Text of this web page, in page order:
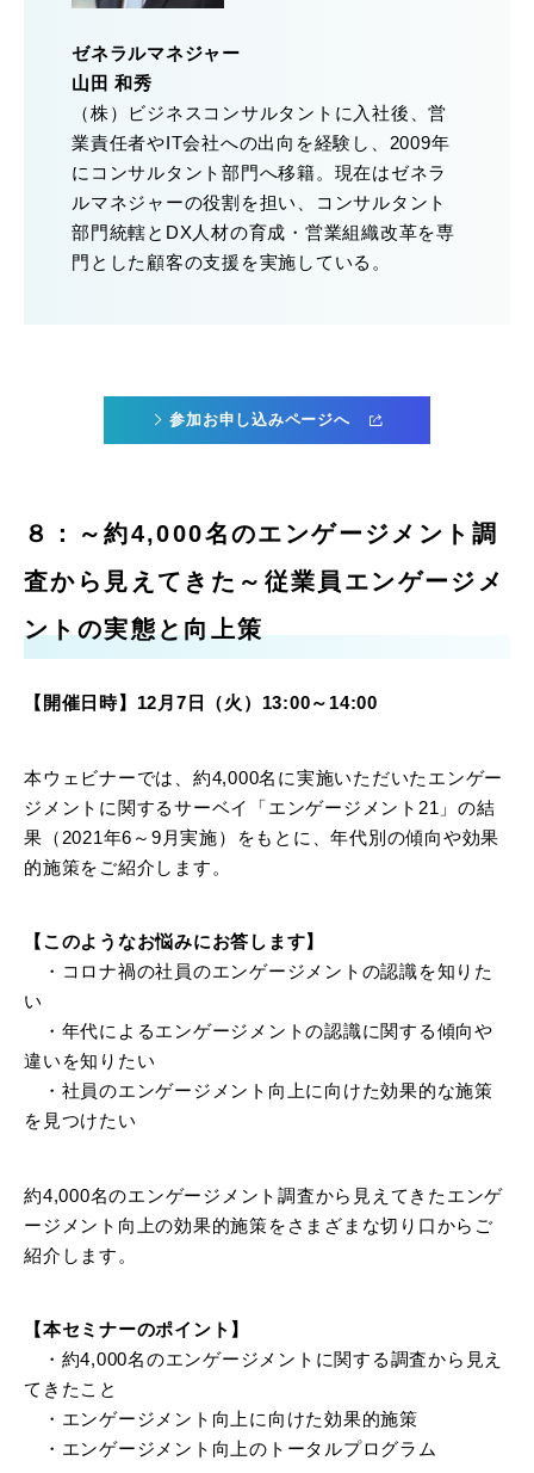
ゼネラルマネジャー
山田 和秀
（株）ビジネスコンサルタントに入社後、営
業責任者やIT会社への出向を経験し、2009年
にコンサルタント部門へ移籍。現在はゼネラ
ルマネジャーの役割を担い、コンサルタント
部門統轄とDX人材の育成・営業組織改革を専
門とした顧客の支援を実施している。
参加お申し込みページへ
８：～約4,000名のエンゲージメント調
査から見えてきた～従業員エンゲージメ
ントの実態と向上策
【開催日時】12月7日（火）13:00～14:00
本ウェビナーでは、約4,000名に実施いただいたエンゲー
ジメントに関するサーベイ「エンゲージメント21」の結
果（2021年6～9月実施）をもとに、年代別の傾向や効果
的施策をご紹介します。
【このようなお悩みにお答します】
・コロナ禍の社員のエンゲージメントの認識を知りた
い
・年代によるエンゲージメントの認識に関する傾向や
違いを知りたい
・社員のエンゲージメント向上に向けた効果的な施策
を見つけたい
約4,000名のエンゲージメント調査から見えてきたエンゲ
ージメント向上の効果的施策をさまざまな切り口からご
紹介します。
【本セミナーのポイント】
・約4,000名のエンゲージメントに関する調査から見え
てきたこと
・エンゲージメント向上に向けた効果的施策
・エンゲージメント向上のトータルプログラム